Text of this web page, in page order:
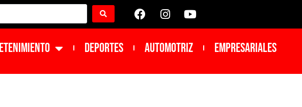
DEPORTES Automotriz Empresariales